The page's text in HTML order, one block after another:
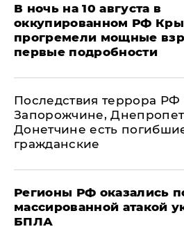
В ночь на 10 августа в
оккупированном РФ
прогремели мощные
первые подробности
Последствия террора РФ
Запорожчине,
Донетчине есть
гражданские
Регионы РФ оказались
массированной атакой
БПЛА